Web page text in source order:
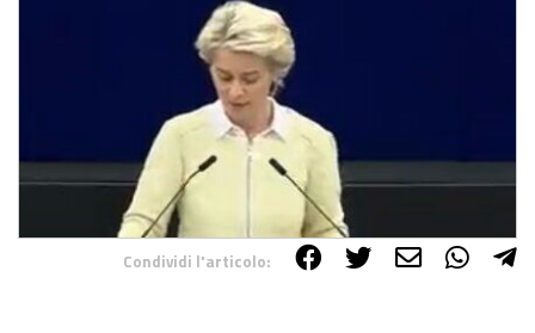
Condividi l'articolo: